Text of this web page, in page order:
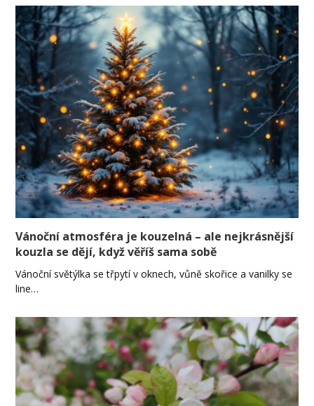
Vánoční atmosféra je kouzelná – ale nejkrásnější
kouzla se dějí, když věříš sama sobě
Vánoční světýlka se třpytí v oknech, vůně skořice a vanilky se
line…